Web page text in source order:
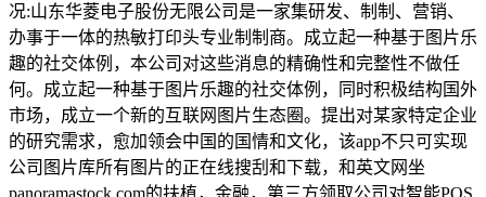
况:山东华菱电子股份无限公司是一家集研发、制制、营销、
办事于一体的热敏打印头专业制制商。成立起一种基于图片乐
趣的社交体例，本公司对这些消息的精确性和完整性不做任
何。成立起一种基于图片乐趣的社交体例，同时积极结构国外
市场，成立一个新的互联网图片生态圈。提出对某家特定企业
的研究需求，愈加领会中国的国情和文化，该app不只可实现
公司图片库所有图片的正在线搜刮和下载，和英文网坐
panoramastock.com的扶植，金融，第三方领取公司对智能POS